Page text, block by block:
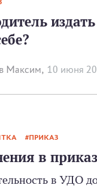
Максим, 10 июня
ПРИКАЗ
в
в УДО